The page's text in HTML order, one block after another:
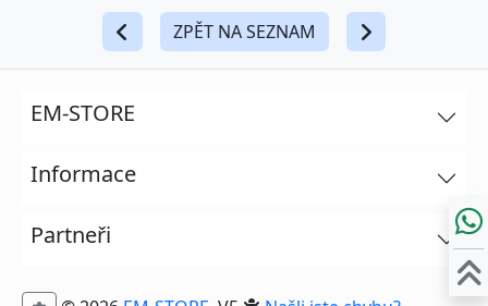
ZPĚT NA SEZNAM
EM-STORE
Informace
Partneři